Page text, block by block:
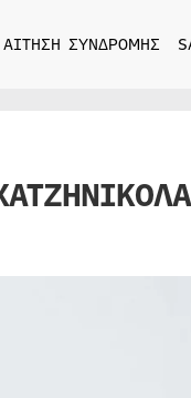
ΑΙΤΗΣΗ ΣΥΝΔΡΟΜΗΣ